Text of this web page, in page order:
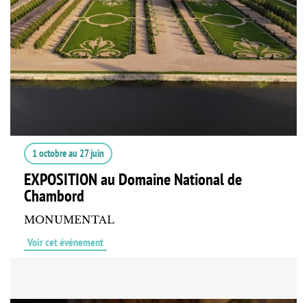
1 octobreau 27 juin
EXPOSITION au Domaine National de
Chambord
MONUMENTAL
Voir cet événement